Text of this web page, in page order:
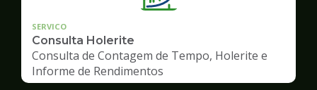
SERVICO
Consulta Holerite
Consulta de Contagem de Tempo, Holerite e
Informe de Rendimentos